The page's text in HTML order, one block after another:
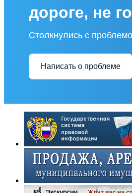
дороге, не
Столкнулись с
Написать о проблеме